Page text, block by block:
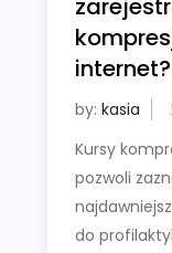
internet?
by: kasia
Kursy
pozwoli
do